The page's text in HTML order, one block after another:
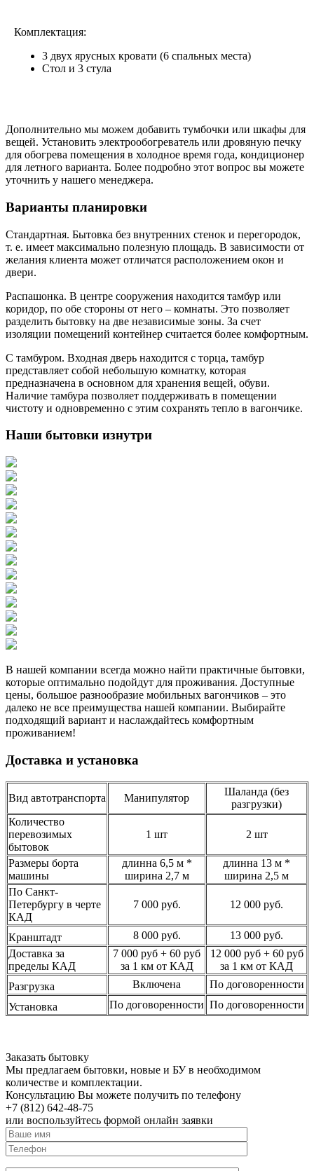
Комплектация:
3 двух ярусных кровати (6 спальных места)
Стол и 3 стула
Дополнительно мы можем добавить тумбочки или шкафы для
вещей. Установить электрообогреватель или дровяную печку
для обогрева помещения в холодное время года, кондиционер
для летного варианта. Более подробно этот вопрос вы можете
уточнить у нашего менеджера.
Варианты планировки
Стандартная. Бытовка без внутренних стенок и перегородок,
т. е. имеет максимально полезную площадь. В зависимости от
желания клиента может отличатся расположением окон и
двери.
Распашонка. В центре сооружения находится тамбур или
коридор, по обе стороны от него – комнаты. Это позволяет
разделить бытовку на две независимые зоны. За счет
изоляции помещений контейнер считается более комфортным.
С тамбуром. Входная дверь находится с торца, тамбур
представляет собой небольшую комнатку, которая
предназначена в основном для хранения вещей, обуви.
Наличие тамбура позволяет поддерживать в помещении
чистоту и одновременно с этим сохранять тепло в вагончике.
Наши бытовки изнутри
В нашей компании всегда можно найти практичные бытовки,
которые оптимально подойдут для проживания. Доступные
цены, большое разнообразие мобильных вагончиков – это
далеко не все преимущества нашей компании. Выбирайте
подходящий вариант и наслаждайтесь комфортным
проживанием!
Доставка и установка
Вид автотранспорта Манипулятор
Шаланда (без
разгрузки)
Количество
перевозимых
бытовок
1 шт 2 шт
Размеры борта
машины
длинна 6,5 м *
ширина 2,7 м
длинна 13 м *
ширина 2,5 м
По Санкт-
Петербургу в черте
КАД
7 000 руб. 12 000 руб.
Кранштадт 8 000 руб.
13 000 руб.
Доставка за
пределы КАД
7 000 руб + 60 руб
за 1 км от КАД
12 000 руб + 60 руб
за 1 км от КАД
Разгрузка
Включена
По договоренности
Установка
По договоренности По договоренности
Заказать бытовку
Мы предлагаем бытовки, новые и БУ в необходимом
количестве и комплектации.
Консультацию Вы можете получить по телефону
+7 (812) 642-48-75
или воспользуйтесь формой онлайн заявки